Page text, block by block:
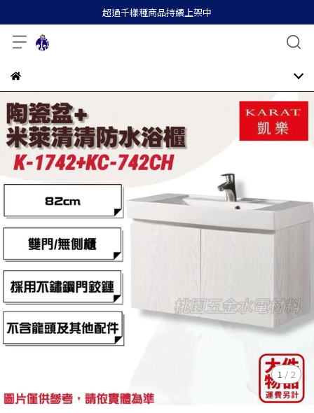
超過千樣種商品持續上架中
1 / 2